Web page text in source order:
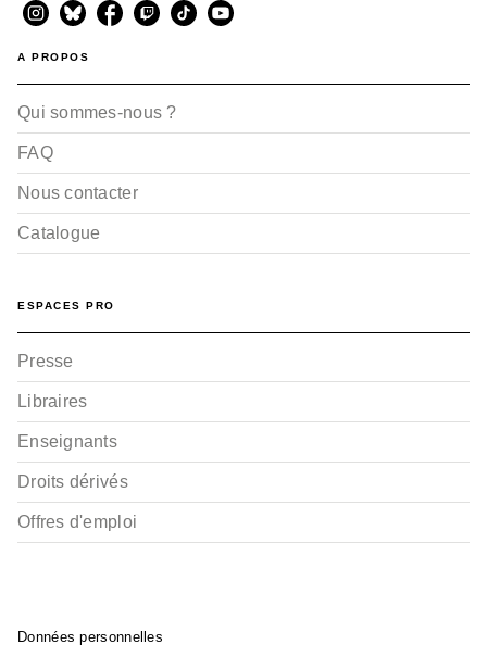
A PROPOS
Qui sommes-nous ?
FAQ
Nous contacter
Catalogue
ESPACES PRO
Presse
Libraires
Enseignants
Droits dérivés
Offres d'emploi
Données personnelles